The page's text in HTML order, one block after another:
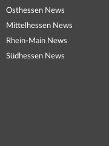
Osthessen News
Mittelhessen News
Rhein-Main News
Südhessen News